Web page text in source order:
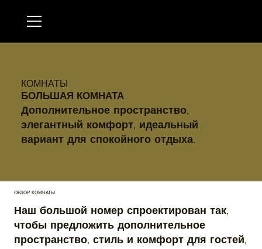
КОМНАТЫ
БОЛЬШАЯ КОМНАТА
Дополнительное пространство,
элегантный комфорт, идеальный
вариант для спокойного отдыха.
ОБЗОР КОМНАТЫ
Наш большой номер спроектирован так,
чтобы предложить дополнительное
пространство, стиль и комфорт для гостей,